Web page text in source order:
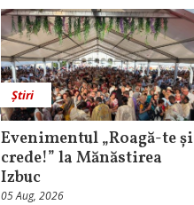
Știri
Evenimentul „Roagă-te și
crede!” la Mănăstirea
Izbuc
05 Aug, 2026